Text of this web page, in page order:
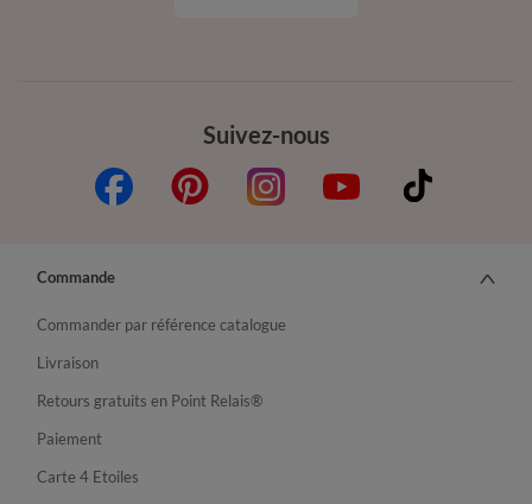
Suivez-nous
Commande
Commander par référence catalogue
Livraison
Retours gratuits en Point Relais®
Paiement
Carte 4 Etoiles